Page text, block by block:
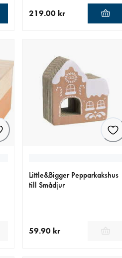
219.00 kr
Little&Bigger Pepparkakshus
till Smådjur
59.90 kr